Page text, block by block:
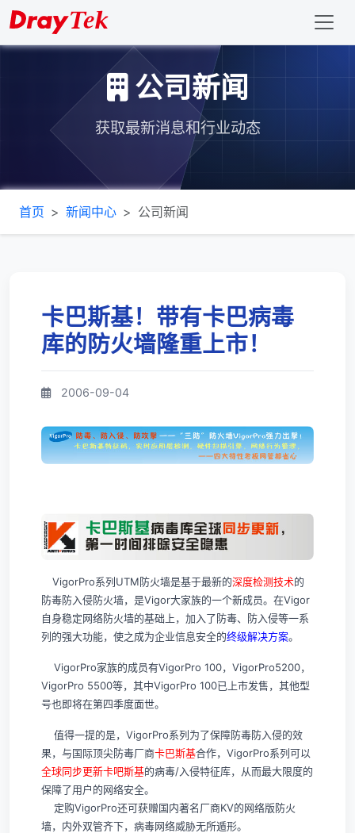
公司新闻
获取最新消息和行业动态
首页 新闻中心 公司新闻
卡巴斯基！带有卡巴病毒
库的防火墙隆重上市！
2006-09-04
VigorPro系列UTM防火墙是基于最新的深度检测技术的
防毒防入侵防火墙，是Vigor大家族的一个新成员。在Vigor
自身稳定网络防火墙的基础上，加入了防毒、防入侵等一系
列的强大功能，使之成为企业信息安全的终级解决方案。
VigorPro家族的成员有VigorPro 100，VigorPro5200，
VigorPro 5500等，其中VigorPro 100已上市发售，其他型
号也即将在第四季度面世。
值得一提的是，VigorPro系列为了保障防毒防入侵的效
果，与国际顶尖防毒厂商卡巴斯基合作，VigorPro系列可以
全球同步更新卡吧斯基的病毒/入侵特征库，从而最大限度的
保障了用户的网络安全。
定购VigorPro还可获赠国内著名厂商KV的网络版防火
墙，内外双管齐下，病毒网络威胁无所遁形。